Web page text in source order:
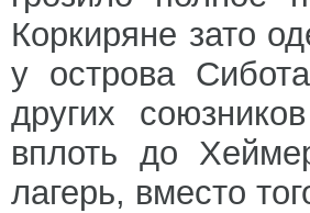
Коркиряне зато
у острова
других
вплоть до
лагерь, вместо